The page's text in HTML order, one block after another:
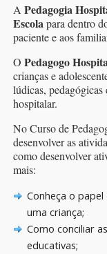
A Pedagogia
Escolapara dentro
paciente e aos
O Pedagogo
crianças e
lúdicas,
hospitalar.
No Curso de
desenvolver as
como desenvolver
mais:
Conheça o
uma criança;
Como conciliar
educativas;